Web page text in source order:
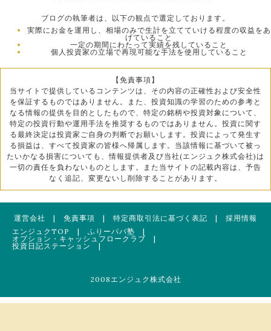
ブログの執筆者は、以下の観点で選定しております。
実際にお金を運用し、相場のみで生計を立てていける程度の収益をあ
げていること
一定の期間にわたって実績を残していること
個人投資家の立場で再現可能な手法を使用していること
【免責事項】
当サイトで提供しているコンテンツは、その内容の正確性および安全性
を保証するものではありません。また、投資知識の学習のための参考と
なる情報の提供を目的としたもので、特定の銘柄や投資対象について、
特定の投資行動や運用手法を推奨するものではありません。投資に関す
る最終決定は投資家ご自身の判断でお願いします。投資によって発生す
る損益は、すべて投資家の皆様へ帰属します。当該情報に基づいて被っ
たいかなる損害についても、情報提供者及び当社(エンジュク株式会社)は
一切の責任を負わないものとします。また当サイトの記載内容は、予告
なく追記、変更ないし削除することがあります。
運営会社 | 免責事項 | 特定商取引法に基づく表記 | 採用情報
エンジュクTOP
| ふりーパパ塾 |
オプション・キャッシュフロークラブ |
投資日記ステーション
|
2008エンジュク株式会社